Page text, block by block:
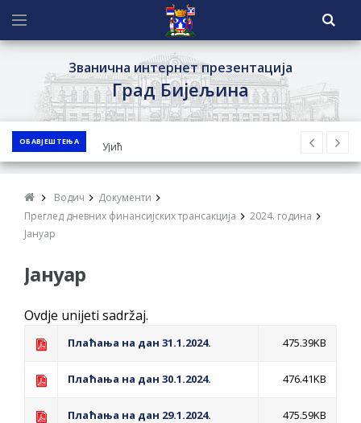
Званична интернет презентација
Град Бијељина
ОБАВЈЕШТЕЊА
ЈАВНИ ПОЗИВ ЗА ПРИЈАВУ
НЕПРОПИСНОГ ОДЛАГАЊА ОТПАДА УЗ
ЈАВНИ КОНКУРС ЗА ДОДЈЕЛУ
Обавјештење за предузетника - Ненад
Нукић
НА ГРАДСКИ МЈЕСЕЧНИ БОРАЧКИ
Водич
Документи
Преглед дневних финансијских трансакција
2024. година
Јануар
Јануар
Ovdje unijeti sadržaj.
Плаћања на дан 31.1.2024. 475.39KB
Плаћања на дан 30.1.2024. 476.41KB
Плаћања на дан 29.1.2024. 475.59KB